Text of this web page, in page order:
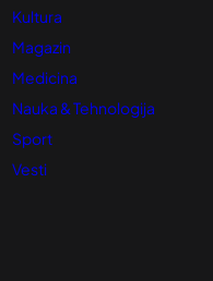
Kultura
Magazin
Medicina
Nauka & Tehnologija
Sport
Vesti